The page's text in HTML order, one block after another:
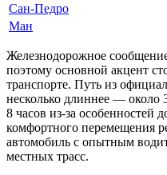
Сан-Педро
Ман
Железнодорожное
поэтому основной акцент
транспорте. Путь из
несколько длиннее — около
8 часов из-за особенностей
комфортного перемещения
автомобиль с опытным
местных трасс.